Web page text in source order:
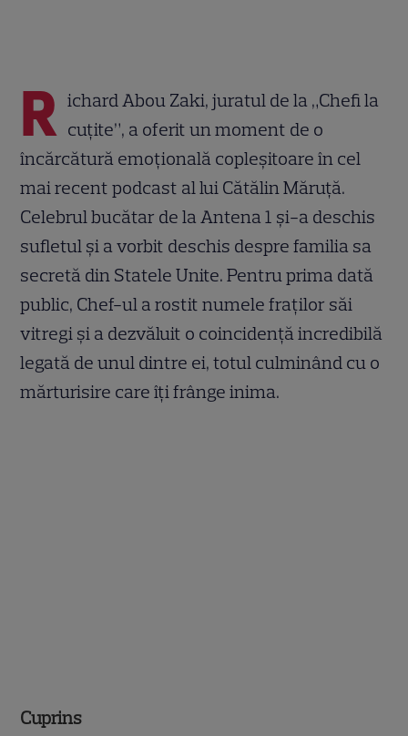
R ichard Abou Zaki, juratul de la „Chefi la
cuțite”, a oferit un moment de o
încărcătură emoțională copleșitoare în cel
mai recent podcast al lui Cătălin Măruță.
Celebrul bucătar de la Antena 1 și-a deschis
sufletul și a vorbit deschis despre familia sa
secretă din Statele Unite. Pentru prima dată
public, Chef-ul a rostit numele fraților săi
vitregi și a dezvăluit o coincidență incredibilă
legată de unul dintre ei, totul culminând cu o
mărturisire care îți frânge inima.
Cuprins